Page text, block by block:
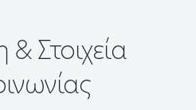
Στοιχεία